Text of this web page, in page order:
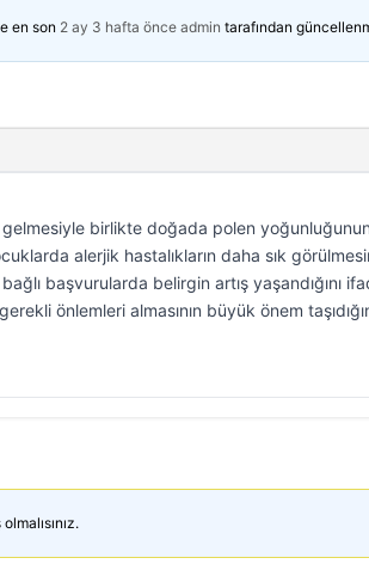
en son 2 ay 3 hafta önce admin tarafından
gelmesiyle birlikte doğada polen
alerjik hastalıkların daha sık
başvurularda belirgin artış yaşandığını
önlemleri almasının büyük önem